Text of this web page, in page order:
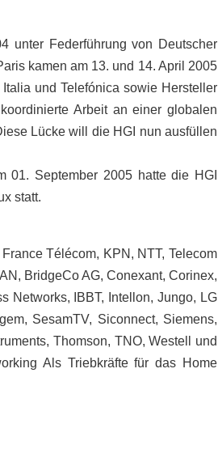
unter Federführung von Deutscher
kamen am 13. und 14. April 2005
und Telefónica sowie Hersteller
Arbeit an einer globalen
Lücke will die HGI nun ausfüllen
01. September 2005 hatte die HGI
statt.
Télécom, KPN, NTT, Telecom
BridgeCo AG, Conexant, Corinex,
Networks, IBBT, Intellon, Jungo, LG
SesamTV, Siconnect, Siemens,
Thomson, TNO, Westell und
Als Triebkräfte für das Home